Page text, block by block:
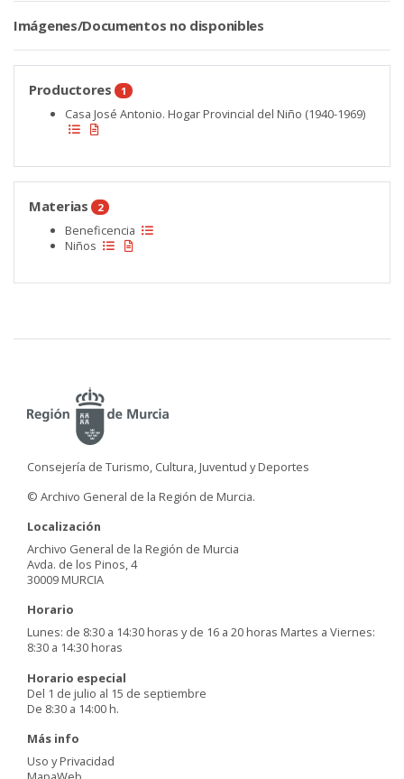
Imágenes/Documentos no disponibles
Productores 1
Casa José Antonio. Hogar Provincial del Niño (1940-1969)
Materias 2
Beneficencia
Niños
Consejería de Turismo, Cultura, Juventud y Deportes
© Archivo General de la Región de Murcia.
Localización
Archivo General de la Región de Murcia
Avda. de los Pinos, 4
30009 MURCIA
Horario
Lunes: de 8:30 a 14:30 horas y de 16 a 20 horas Martes a Viernes:
8:30 a 14:30 horas
Horario especial
Del 1 de julio al 15 de septiembre
De 8:30 a 14:00 h.
Más info
Uso y Privacidad